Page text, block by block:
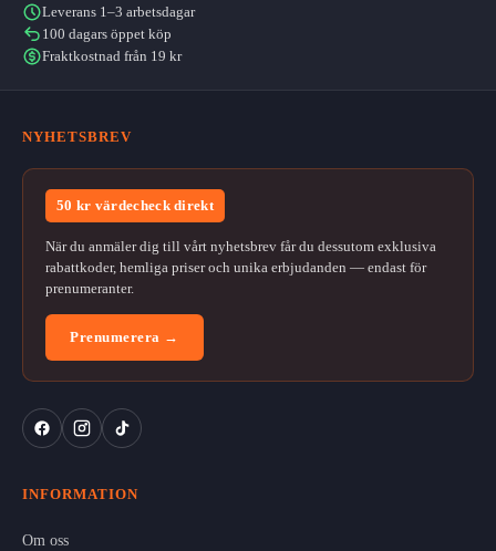
Leverans 1–3 arbetsdagar
100 dagars öppet köp
Fraktkostnad från 19 kr
NYHETSBREV
50 kr värdecheck direkt
När du anmäler dig till vårt nyhetsbrev får du dessutom exklusiva
rabattkoder, hemliga priser och unika erbjudanden — endast för
prenumeranter.
Prenumerera →
INFORMATION
Om oss